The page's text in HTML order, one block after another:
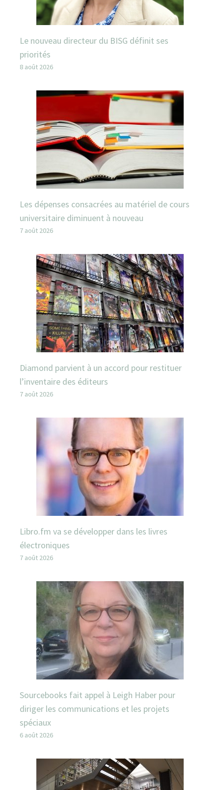
Le nouveau directeur du BISG définit ses
priorités
8 août 2026
Les dépenses consacrées au matériel de cours
universitaire diminuent à nouveau
7 août 2026
Diamond parvient à un accord pour restituer
l’inventaire des éditeurs
7 août 2026
Libro.fm va se développer dans les livres
électroniques
7 août 2026
Sourcebooks fait appel à Leigh Haber pour
diriger les communications et les projets
spéciaux
6 août 2026